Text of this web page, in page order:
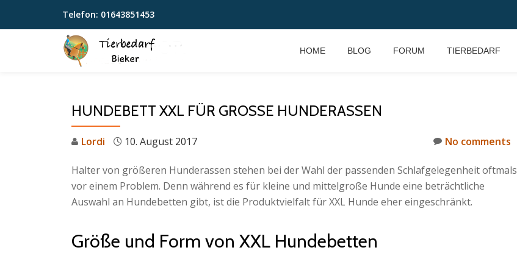
Skip
Telefon: 01643851453
HOME BLOG FORUM TIERBEDARF
HUNDEBETT XXL FÜR GROSSE HUNDERASSEN
Lordi 10. August 2017 No comments
Halter von größeren Hunderassen stehen bei der Wahl der passenden Schlafgelegenheit oftmals
vor einem Problem. Denn während es für kleine und mittelgroße Hunde eine beträchtliche
Auswahl an Hundebetten gibt, ist die Produktvielfalt für XXL Hunde eher eingeschränkt.
Größe und Form von XXL Hundebetten